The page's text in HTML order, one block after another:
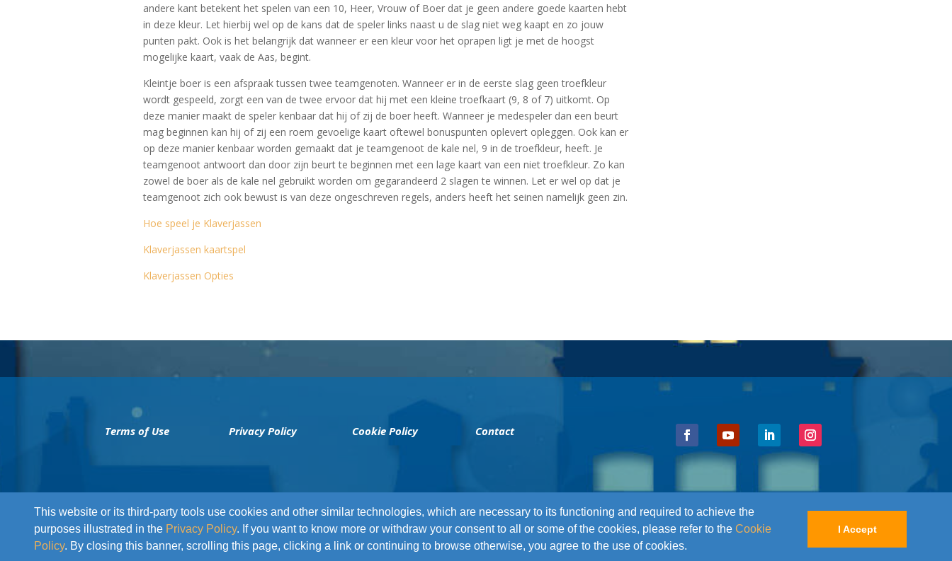
This website or its third-party tools use cookies and other similar technologies, which are necessary to its functioning and required to achieve the
purposes illustrated in the Privacy Policy. If you want to know more or withdraw your consent to all or some of the cookies, please refer to the Cookie
Policy. By closing this banner, scrolling this page, clicking a link or continuing to browse otherwise, you agree to the use of cookies.
I Accept
andere kant betekent het spelen van een 10, Heer, Vrouw of Boer dat je geen andere goede kaarten hebt
in deze kleur. Let hierbij wel op de kans dat de speler links naast u de slag niet weg kaapt en zo jouw
punten pakt. Ook is het belangrijk dat wanneer er een kleur voor het oprapen ligt je met de hoogst
mogelijke kaart, vaak de Aas, begint.
Kleintje boer is een afspraak tussen twee teamgenoten. Wanneer er in de eerste slag geen troefkleur
wordt gespeeld, zorgt een van de twee ervoor dat hij met een kleine troefkaart (9, 8 of 7) uitkomt. Op
deze manier maakt de speler kenbaar dat hij of zij de boer heeft. Wanneer je medespeler dan een beurt
mag beginnen kan hij of zij een roem gevoelige kaart oftewel bonuspunten oplevert opleggen. Ook kan er
op deze manier kenbaar worden gemaakt dat je teamgenoot de kale nel, 9 in de troefkleur, heeft. Je
teamgenoot antwoort dan door zijn beurt te beginnen met een lage kaart van een niet troefkleur. Zo kan
zowel de boer als de kale nel gebruikt worden om gegarandeerd 2 slagen te winnen. Let er wel op dat je
teamgenoot zich ook bewust is van deze ongeschreven regels, anders heeft het seinen namelijk geen zin.
Hoe speel je Klaverjassen
Klaverjassen kaartspel
Klaverjassen Opties
Terms of Use Privacy Policy Cookie Policy Contact
Zariba Ltd| Copyright © 2025